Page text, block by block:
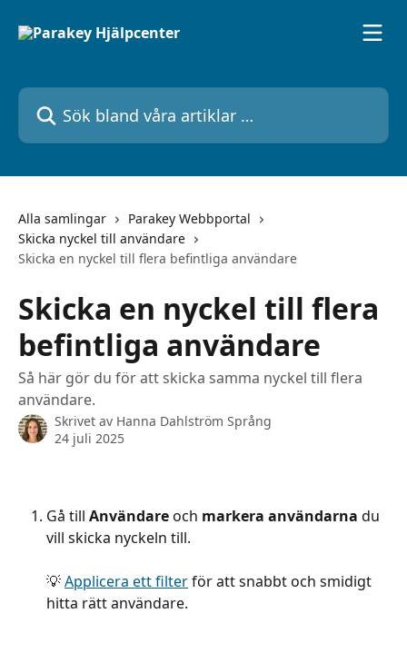
Sök bland våra artiklar …
Alla samlingar
Parakey Webbportal
Skicka nyckel till användare
Skicka en nyckel till flera befintliga användare
Skicka en nyckel till flera
befintliga användare
Så här gör du för att skicka samma nyckel till flera
användare.
Skrivet av Hanna Dahlström Språng
24 juli 2025
Gå till Användare och markera användarna du
vill skicka nyckeln till.
💡 Applicera ett filter för att snabbt och smidigt
hitta rätt användare.